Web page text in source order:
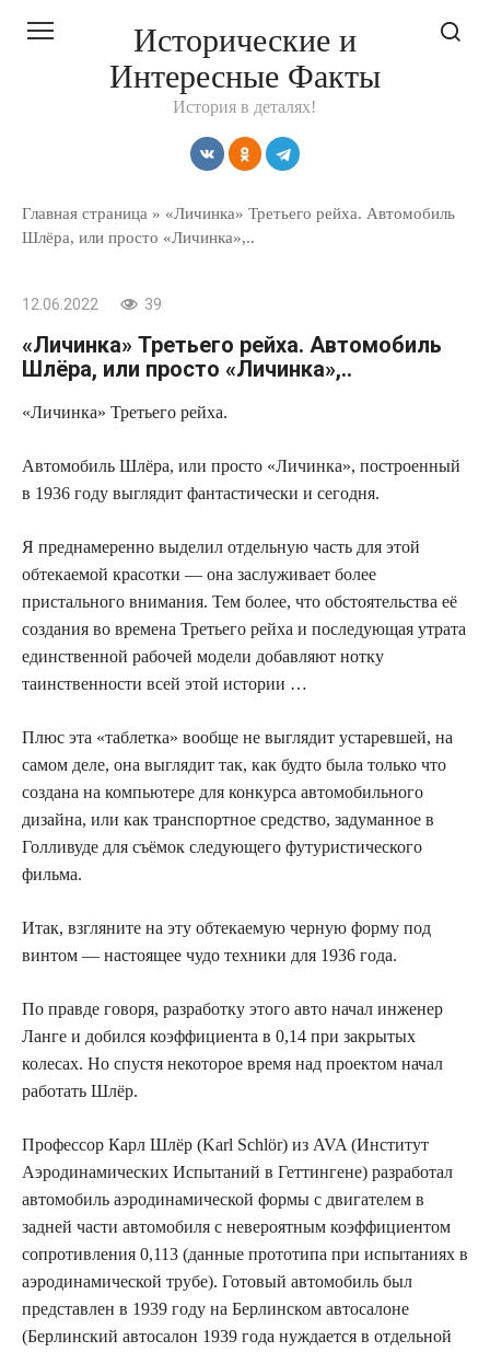
Исторические и
Интересные Факты
История в деталях!
Главная страница » «Личинка» Третьего рейха. Автомобиль
Шлёра, или просто «Личинка»,..
12.06.2022 39
«Личинка» Третьего рейха. Автомобиль
Шлёра, или просто «Личинка»,..
«Личинка» Третьего рейха.
Автомобиль Шлёра, или просто «Личинка», построенный
в 1936 году выглядит фантастически и сегодня.
Я преднамеренно выделил отдельную часть для этой
обтекаемой красотки — она заслуживает более
пристального внимания. Тем более, что обстоятельства её
создания во времена Третьего рейха и последующая утрата
единственной рабочей модели добавляют нотку
таинственности всей этой истории …
Плюс эта «таблетка» вообще не выглядит устаревшей, на
самом деле, она выглядит так, как будто была только что
создана на компьютере для конкурса автомобильного
дизайна, или как транспортное средство, задуманное в
Голливуде для съёмок следующего футуристического
фильма.
Итак, взгляните на эту обтекаемую черную форму под
винтом — настоящее чудо техники для 1936 года.
По правде говоря, разработку этого авто начал инженер
Ланге и добился коэффициента в 0,14 при закрытых
колесах. Но спустя некоторое время над проектом начал
работать Шлёр.
Профессор Карл Шлёр (Karl Schlör) из AVA (Институт
Аэродинамических Испытаний в Геттингене) разработал
автомобиль аэродинамической формы с двигателем в
задней части автомобиля с невероятным коэффициентом
сопротивления 0,113 (данные прототипа при испытаниях в
аэродинамической трубе). Готовый автомобиль был
представлен в 1939 году на Берлинском автосалоне
(Берлинский автосалон 1939 года нуждается в отдельной